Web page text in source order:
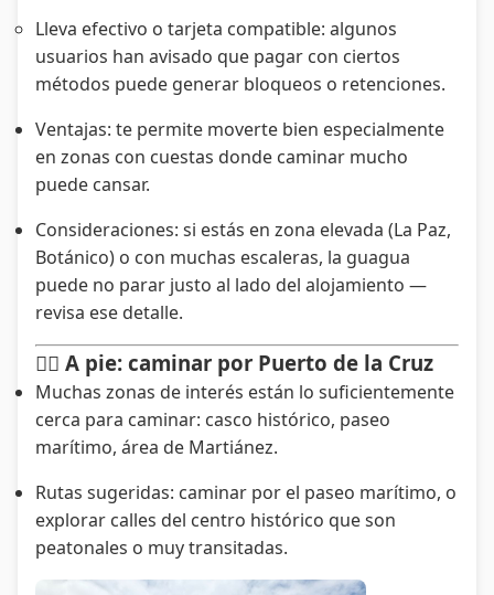
Lleva efectivo o tarjeta compatible: algunos
usuarios han avisado que pagar con ciertos
métodos puede generar bloqueos o retenciones.
Ventajas: te permite moverte bien especialmente
en zonas con cuestas donde caminar mucho
puede cansar.
Consideraciones: si estás en zona elevada (La Paz,
Botánico) o con muchas escaleras, la guagua
puede no parar justo al lado del alojamiento —
revisa ese detalle.
🚶‍♀️ A pie: caminar por Puerto de la Cruz
Muchas zonas de interés están lo suficientemente
cerca para caminar: casco histórico, paseo
marítimo, área de Martiánez.
Rutas sugeridas: caminar por el paseo marítimo, o
explorar calles del centro histórico que son
peatonales o muy transitadas.